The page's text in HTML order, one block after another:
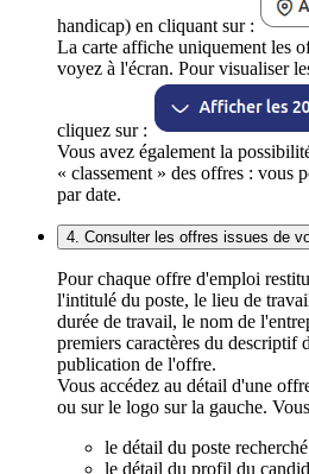
handicap) en cliquant sur :
La carte affiche uniquement les
voyez à l'écran. Pour visualiser
cliquez sur :
Vous avez également la
« classement » des offres : vous
par date.
4. Consulter les offres issues de
Pour chaque offre d'emploi
l'intitulé du poste, le lieu de
durée de travail, le nom de
premiers caractères du descriptif
publication de l'offre.
Vous accédez au détail d'une
ou sur le logo sur la gauche.
le détail du poste
le détail du profil du